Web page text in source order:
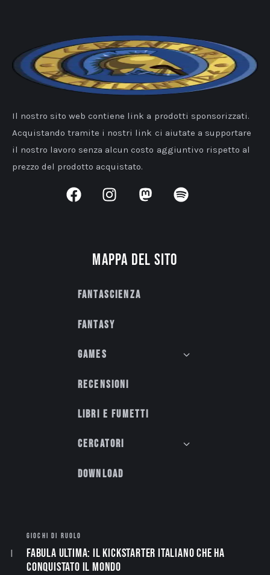
Il nostro sito web contiene link a prodotti sponsorizzati.
Acquistando tramite i nostri link ci aiutate a supportare
il nostro lavoro senza alcun costo aggiuntivo rispetto al
prezzo del prodotto acquistato.
Mappa del sito
Fantascienza
Fantasy
Games
Recensioni
Libri e fumetti
Cercatori
Download
GIOCHI DI RUOLO
Fabula Ultima: il Kickstarter italiano che ha
conquistato il mondo